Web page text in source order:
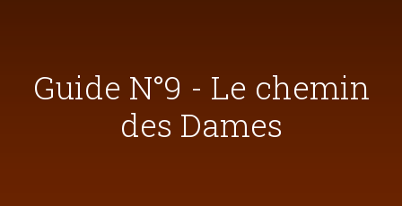
Guide N°9 - Le chemin
des Dames